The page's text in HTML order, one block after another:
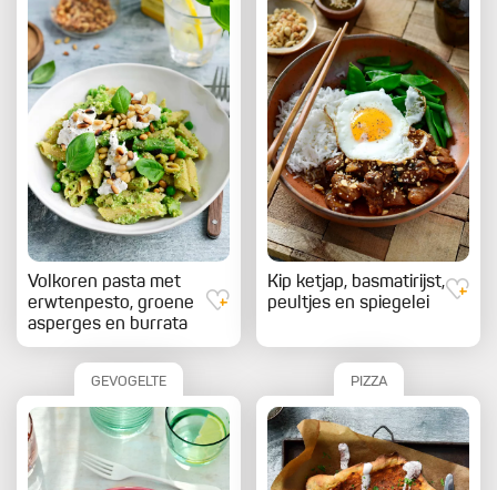
Volkoren pasta met
erwtenpesto, groene
asperges en burrata
Kip ketjap, basmatirijst,
peultjes en spiegelei
GEVOGELTE PIZZA